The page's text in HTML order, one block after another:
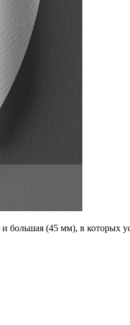
большая (45 мм), в которых